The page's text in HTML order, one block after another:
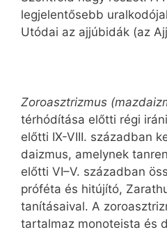
legjelentősebb
Utódai az ajjúbidák (az
Zoroasztrizmus
térhódítása előtti régi
előtti IX-VIII. században
daiz­mus, amelynek
előtti VI–V. században
próféta és hitújító,
tanításaival. A
tartalmaz monoteista és